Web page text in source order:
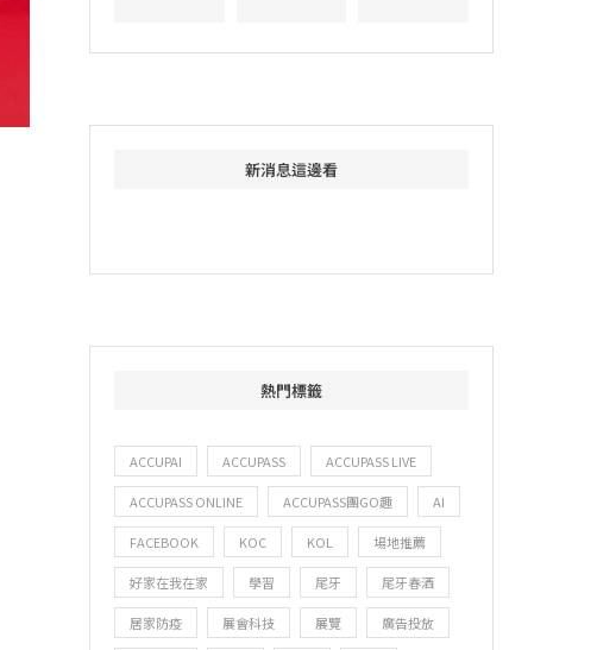
新消息這邊看
熱門標籤
ACCUPAI ACCUPASS ACCUPASS LIVE
ACCUPASS ONLINE ACCUPASS團GO趣 AI
FACEBOOK KOC KOL 場地推薦
好家在我在家 學習 尾牙 尾牙春酒
居家防疫 展會科技 展覽 廣告投放